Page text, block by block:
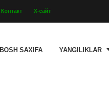
Контакт Х-сайт
BOSH SAXIFA YANGILIKLAR